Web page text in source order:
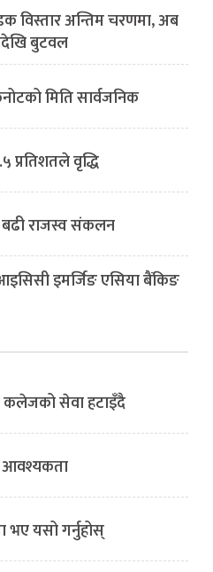
विस्तार अन्तिम चरणमा, अब
बुटवल
मिति सार्वजनिक
प्रतिशतले वृद्धि
बढी राजस्व संकलन
इमर्जिङ एसिया बैंकिङ
सेवा हटाइँदै
आवश्यकता
भए यसो गर्नुहोस्